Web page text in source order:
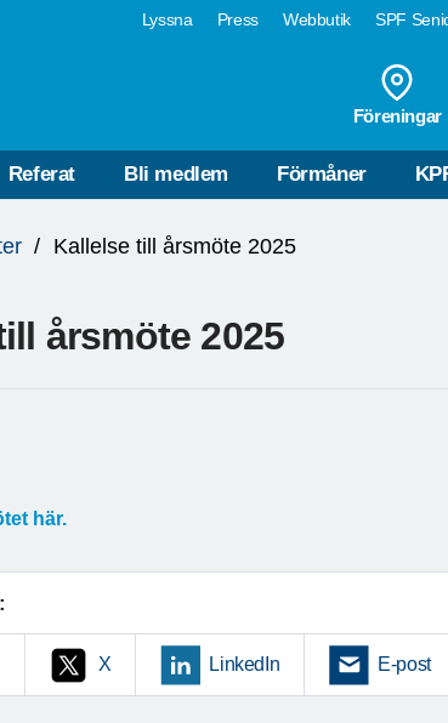
Lyssna Press Webbutik SPF
Föreningar
Referat Bli medlem Förmåner
Kallelse till årsmöte 2025
årsmöte 2025
här.
X LinkedIn E-post